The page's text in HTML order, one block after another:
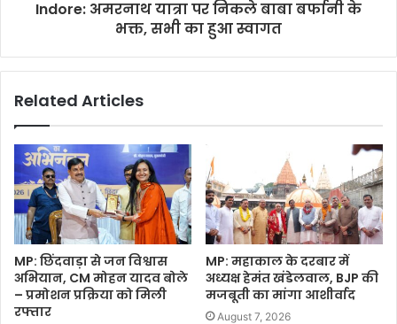
Indore: अमरनाथ यात्रा पर निकले बाबा बर्फानी के
भक्त, सभी का हुआ स्वागत
Related Articles
MP: छिंदवाड़ा से जन विश्वास
अभियान, CM मोहन यादव बोले
– प्रमोशन प्रक्रिया को मिली
रफ्तार
MP: महाकाल के दरबार में
अध्यक्ष हेमंत खंडेलवाल, BJP की
मजबूती का मांगा आशीर्वाद
August 7, 2026